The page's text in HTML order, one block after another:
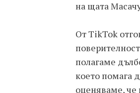
на щата
От TikTok
полагаме
което помага
оценяваме, че